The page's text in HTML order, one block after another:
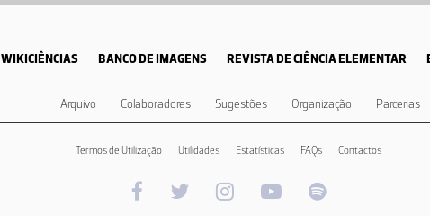
WIKICIÊNCIAS BANCO DE IMAGENS REVISTA DE CIÊNCIA ELEMENTAR
Arquivo Colaboradores Sugestões Organização Parcerias
Termos de Utilização Utilidades Estatísticas FAQs Contactos